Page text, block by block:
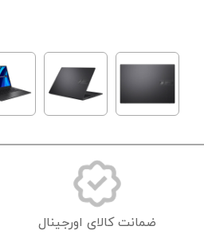
به
ضمانت کالای اورجینال